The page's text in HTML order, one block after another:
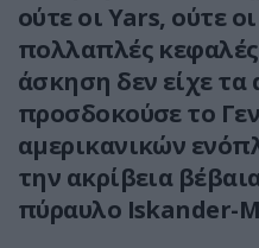
ούτε οι Yars, ούτε
πολλαπλές
άσκηση δεν είχε
προσδοκούσε το
αμερικανικών
την ακρίβεια
πύραυλο Ιskander-